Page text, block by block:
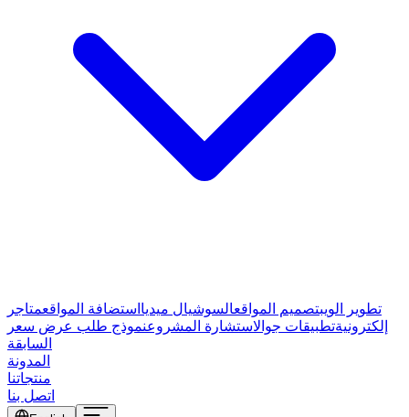
تطوير الويبتصميم المواقعالسوشيال ميديا استضافة المواقعمتاجر
إلكترونيةتطبيقات جوالاستشارة المشروعنموذج طلب عرض سعر
السابقة
المدونة
منتجاتنا
اتصل بنا